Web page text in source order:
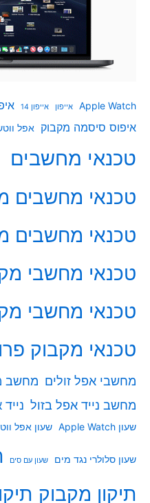
Apple Watch אייפון אייפון 14
איפוס סיסמה מקבוק אפל
טכנאי מחשבים
טכנאי מחשבים
טכנאי מחשבים
טכנאי מחשבי
טכנאי מחשבי
טכנאי מקבוק פרו
מחשבי אפל זולים מחשב
מחשב נייד אפל בזול
שעון Apple Watch שעון אפל
שעון סלולרי נגד מים שעון עם סים
תיקון מקבוק